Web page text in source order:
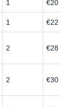
1 €20
1 €22
2 €28
2 €30